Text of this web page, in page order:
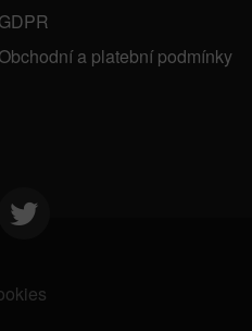
GDPR
Obchodní a platební podmínky